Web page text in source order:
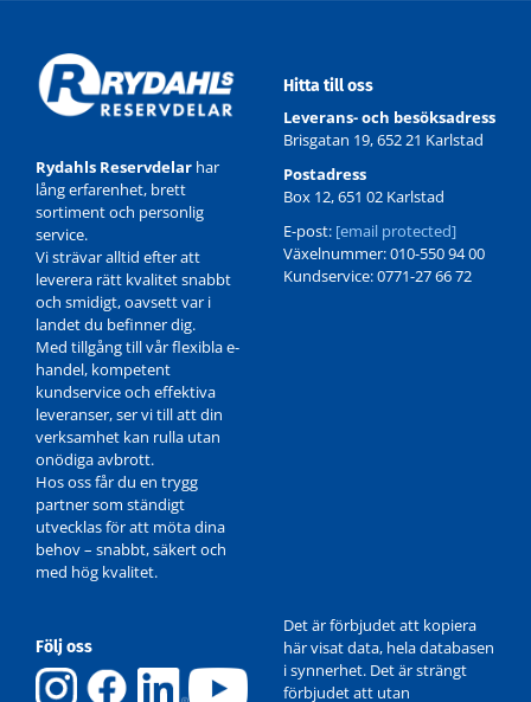
Rydahls Reservdelar har
lång erfarenhet, brett
sortiment och personlig
service.
Vi strävar alltid efter att
leverera rätt kvalitet snabbt
och smidigt, oavsett var i
landet du befinner dig.
Med tillgång till vår flexibla e-
handel, kompetent
kundservice och effektiva
leveranser, ser vi till att din
verksamhet kan rulla utan
onödiga avbrott.
Hos oss får du en trygg
partner som ständigt
utvecklas för att möta dina
behov – snabbt, säkert och
med hög kvalitet.
Hitta till oss
Leverans- och besöksadress
Brisgatan 19, 652 21 Karlstad
Postadress
Box 12, 651 02 Karlstad
E-post: [email protected]
Växelnummer: 010-550 94 00
Kundservice: 0771-27 66 72
Följ oss
Det är förbjudet att kopiera
här visat data, hela databasen
i synnerhet. Det är strängt
förbjudet att utan